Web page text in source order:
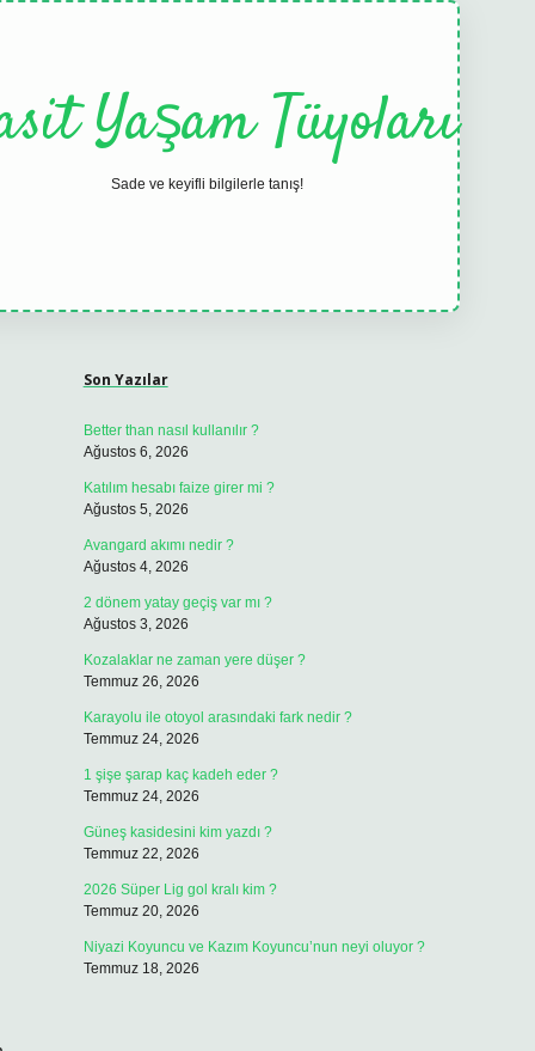
Yaşam Tüyoları
Sade ve keyifli bilgilerle tanış!
Son Yazılar
Better than nasıl kullanılır ?
Ağustos 6, 2026
Katılım hesabı faize girer mi ?
Ağustos 5, 2026
Avangard akımı nedir ?
Ağustos 4, 2026
2 dönem yatay geçiş var mı ?
Ağustos 3, 2026
Kozalaklar ne zaman yere düşer ?
Temmuz 26, 2026
Karayolu ile otoyol arasındaki fark nedir ?
Temmuz 24, 2026
1 şişe şarap kaç kadeh eder ?
Temmuz 24, 2026
Güneş kasidesini kim yazdı ?
Temmuz 22, 2026
2026 Süper Lig gol kralı kim ?
Temmuz 20, 2026
Niyazi Koyuncu ve Kazım Koyuncu’nun neyi oluyor ?
Temmuz 18, 2026